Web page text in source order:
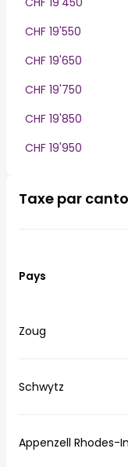
CHF 19'550
CHF 19'650
CHF 19'750
CHF 19'850
CHF 19'950
Taxe par
Pays
Zoug
Schwytz
Appenzell Rhodes-